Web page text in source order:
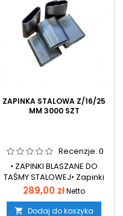
wewnętrzna szpuli 350 mm
ZAPINKA STALOWA Z/16/25
MM 3000 SZT
Recenzje: 0
• ZAPINKI BLASZANE DO
TAŚMY STALOWEJ• Zapinki
zamknięte typ "Z"• Do taśmy
o szerokości 16mm•
Długość spinki 25mm• Służą
Cena
289,00 złNetto
 Dodaj do koszyka